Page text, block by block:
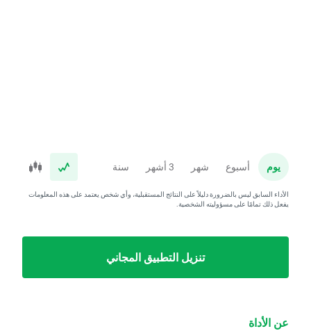
يوم أسبوع شهر 3 أشهر سنة
الأداء السابق ليس بالضرورة دليلاً على النتائج المستقبلية، وأي شخص يعتمد على هذه المعلومات
يفعل ذلك تمامًا على مسؤوليته الشخصية.
تنزيل التطبيق المجاني
عن الأداة